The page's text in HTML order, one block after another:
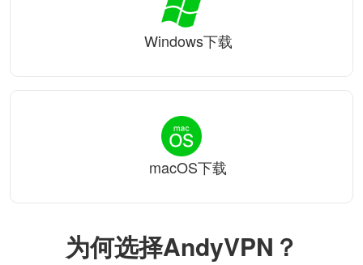
为何选择AndyVPN？
Windows下载
macOS下载